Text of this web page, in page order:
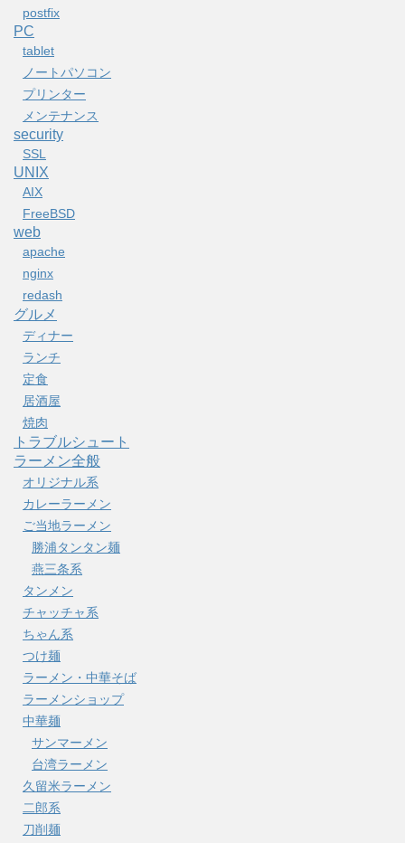
postfix
PC
tablet
ノートパソコン
プリンター
メンテナンス
security
SSL
UNIX
AIX
FreeBSD
web
apache
nginx
redash
グルメ
ディナー
ランチ
定食
居酒屋
焼肉
トラブルシュート
ラーメン全般
オリジナル系
カレーラーメン
ご当地ラーメン
勝浦タンタン麺
燕三条系
タンメン
チャッチャ系
ちゃん系
つけ麺
ラーメン・中華そば
ラーメンショップ
中華麺
サンマーメン
台湾ラーメン
久留米ラーメン
二郎系
刀削麺